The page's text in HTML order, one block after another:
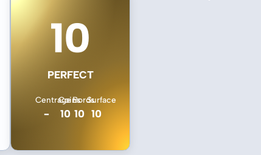
10
PERFECT
Centrage
-
Coins
10
Bords
10
Surface
10